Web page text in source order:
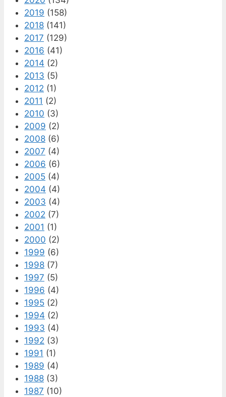
2019 (158)
2018 (141)
2017 (129)
2016 (41)
2014 (2)
2013 (5)
2012 (1)
2011 (2)
2010 (3)
2009 (2)
2008 (6)
2007 (4)
2006 (6)
2005 (4)
2004 (4)
2003 (4)
2002 (7)
2001 (1)
2000 (2)
1999 (6)
1998 (7)
1997 (5)
1996 (4)
1995 (2)
1994 (2)
1993 (4)
1992 (3)
1991 (1)
1989 (4)
1988 (3)
1987 (10)